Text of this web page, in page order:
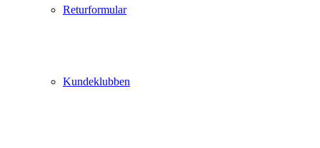
Returformular
Kundeklubben